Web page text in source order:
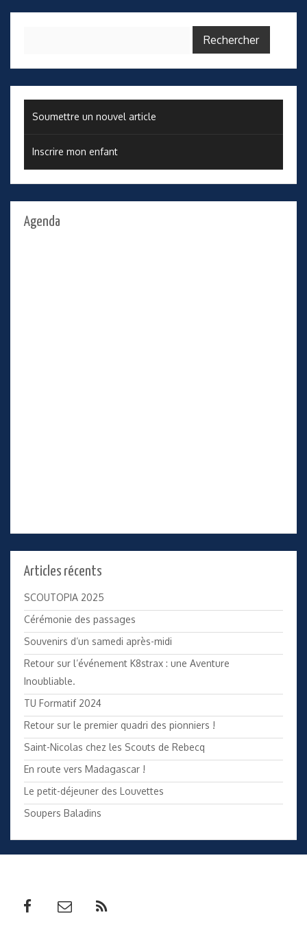
Soumettre un nouvel article
Inscrire mon enfant
Agenda
Articles récents
SCOUTOPIA 2025
Cérémonie des passages
Souvenirs d’un samedi après-midi
Retour sur l’événement K8strax : une Aventure
Inoubliable.
TU Formatif 2024
Retour sur le premier quadri des pionniers !
Saint-Nicolas chez les Scouts de Rebecq
En route vers Madagascar !
Le petit-déjeuner des Louvettes
Soupers Baladins